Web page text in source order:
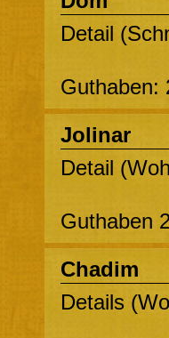
Detail
Guthaben:
Jolinar
Detail
Guthaben
Chadim
Details